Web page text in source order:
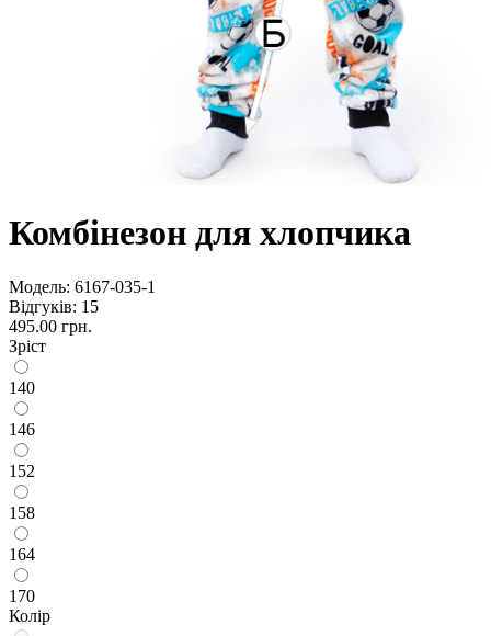
Комбінезон для хлопчика
Модель: 6167-035-1
Відгуків: 15
495.00 грн.
Зріст
140
146
152
158
164
170
Колір